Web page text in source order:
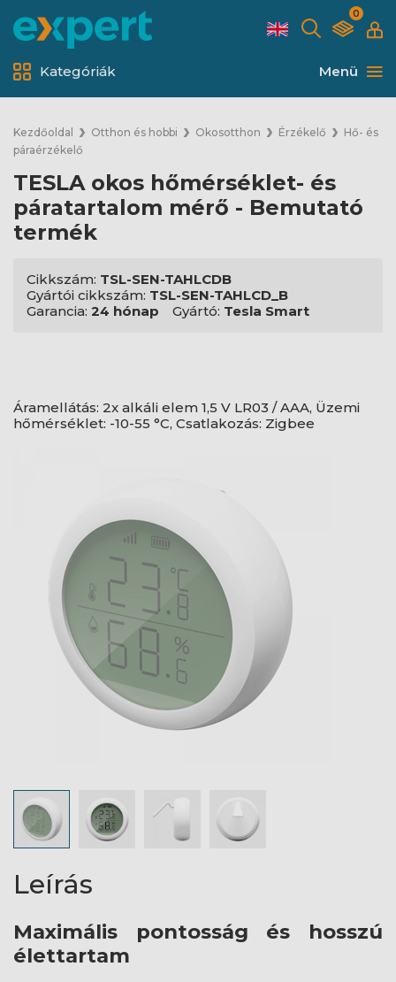
0
Menü
Kategóriák
Kezdőoldal Otthon és hobbi Okosotthon Érzékelő
Hő- és
páraérzékelő
TESLA okos hőmérséklet- és
páratartalom mérő - Bemutató
termék
Cikkszám: TSL-SEN-TAHLCDB
Gyártói cikkszám: TSL-SEN-TAHLCD_B
Garancia: 24 hónap Gyártó: Tesla Smart
Áramellátás: 2x alkáli elem 1,5 V LR03 / AAA, Üzemi
hőmérséklet: -10-55 °C, Csatlakozás: Zigbee
Leírás
Maximális pontosság és hosszú
élettartam